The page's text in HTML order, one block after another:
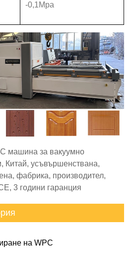
-0,1Mpa
машина за вакуумно
Китай, усъвършенствана,
фабрика, производител,
3 години гаранция
на WPC